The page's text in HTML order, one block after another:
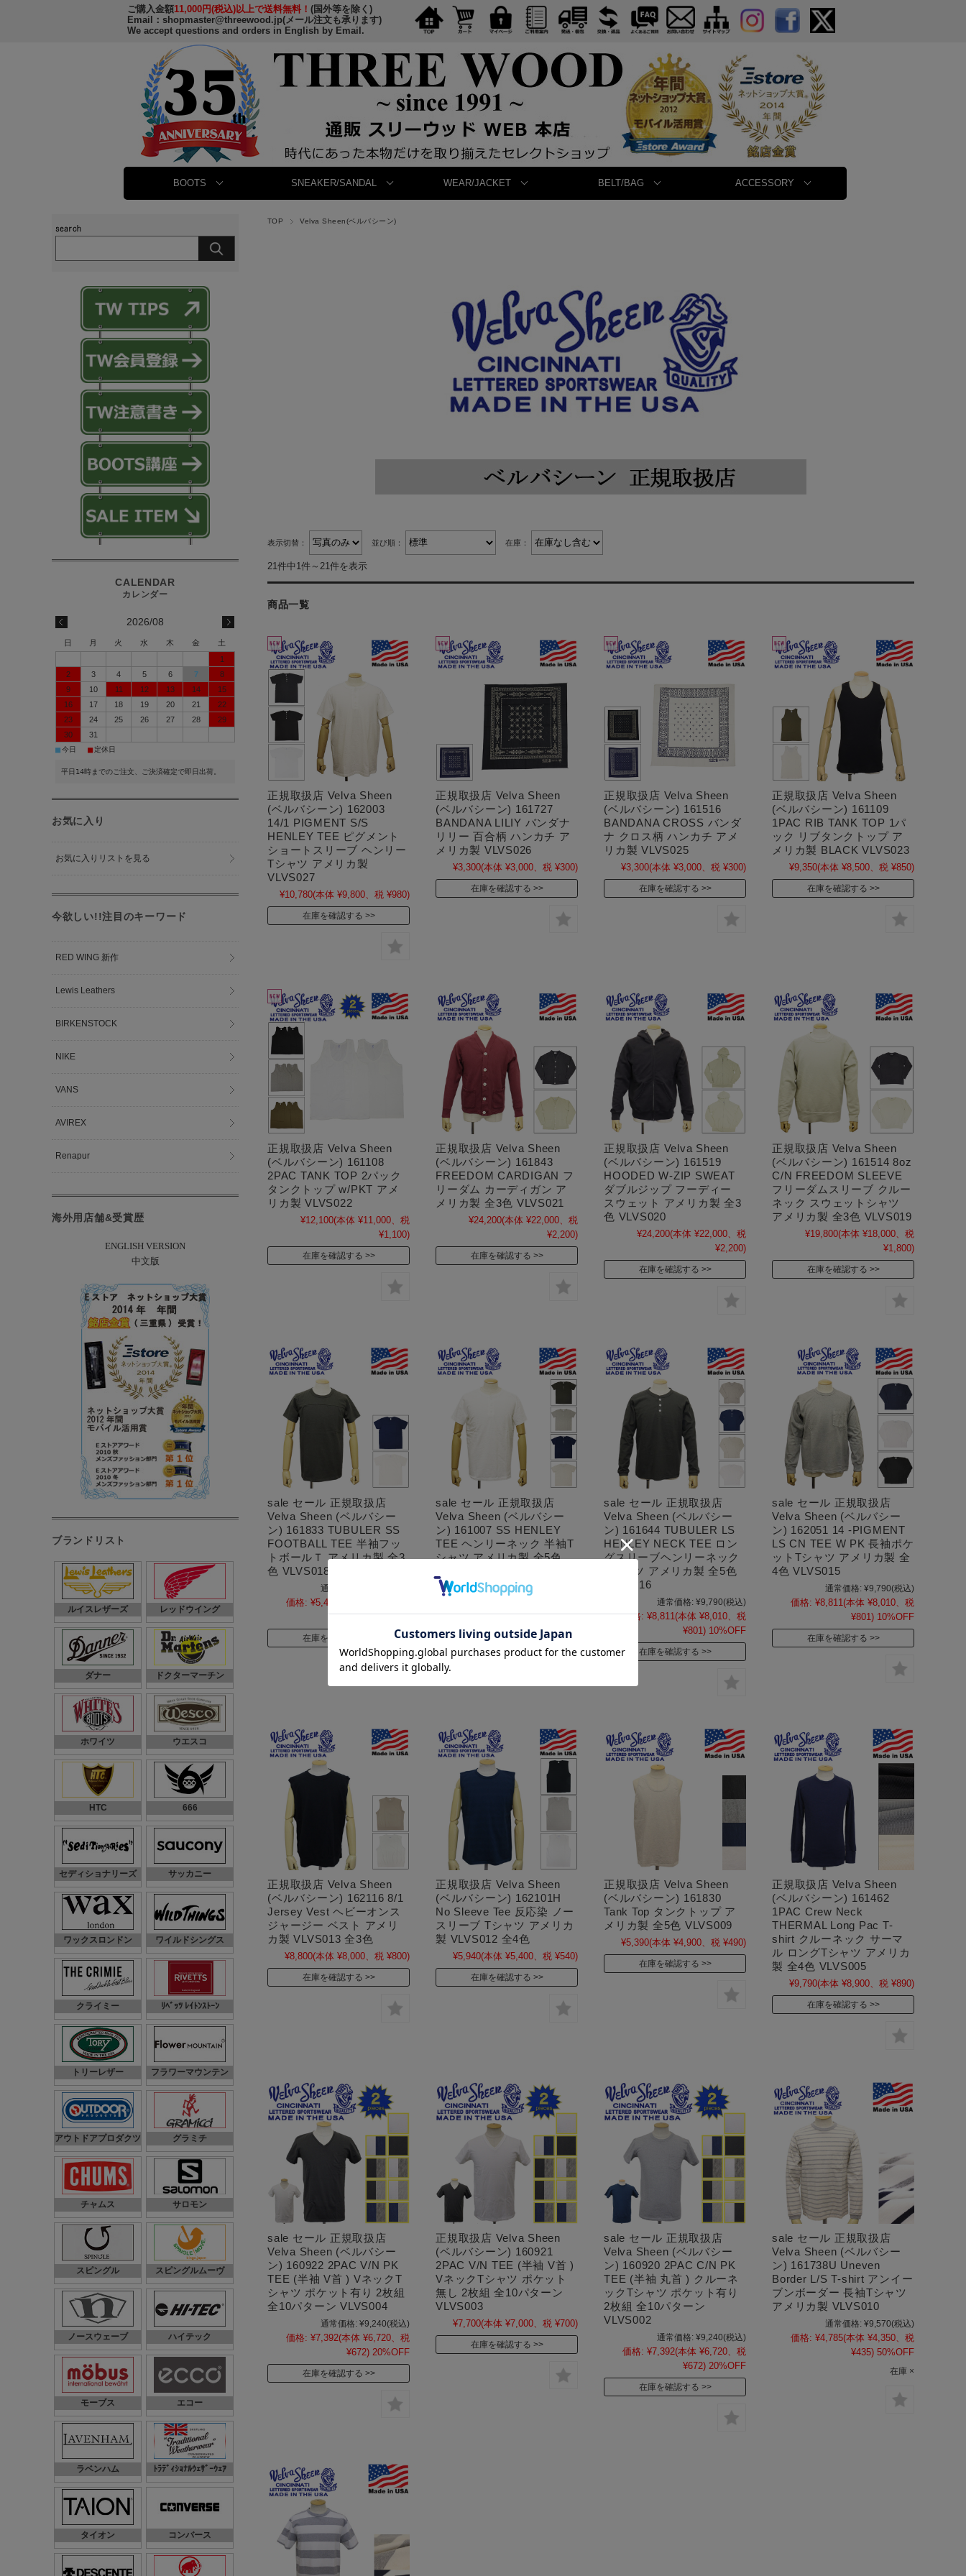
ご購入金額11,000円(税込)以上で送料無料！ (国外等を除く)
Email： shopmaster@threewood.jp(メール注文も承ります)
We accept questions and orders in English by Email.
BOOTS SNEAKER/SANDAL WEAR/JACKET BELT/BAG ACCESSORY
TOP Velva Sheen(ベルバシーン)
表示切替： 並び順： 在庫：
21件中1件～21件を表示
商品一覧
正規取扱店 Velva Sheen
(ベルバシーン) 162003
14/1 PIGMENT S/S
HENLEY TEE ピグメント
ショートスリーブ ヘンリー
Tシャツ アメリカ製
VLVS027
¥10,780(本体 ¥9,800、税 ¥980)
在庫を確認する
正規取扱店 Velva Sheen
(ベルバシーン) 161727
BANDANA LILIY バンダナ
リリー 百合柄 ハンカチ ア
メリカ製 VLVS026
¥3,300(本体 ¥3,000、税 ¥300)
在庫を確認する
正規取扱店 Velva Sheen
(ベルバシーン) 161516
BANDANA CROSS バンダ
ナ クロス柄 ハンカチ アメ
リカ製 VLVS025
¥3,300(本体 ¥3,000、税 ¥300)
在庫を確認する
正規取扱店 Velva Sheen
(ベルバシーン) 161109
1PAC RIB TANK TOP 1パ
ック リブタンクトップ ア
メリカ製 BLACK VLVS023
¥9,350(本体 ¥8,500、税 ¥850)
在庫を確認する
正規取扱店 Velva Sheen
(ベルバシーン) 161108
2PAC TANK TOP 2パック
タンクトップ w/PKT アメ
リカ製 VLVS022
¥12,100(本体 ¥11,000、税
¥1,100)
在庫を確認する
正規取扱店 Velva Sheen
(ベルバシーン) 161843
FREEDOM CARDIGAN フ
リーダム カーディガン ア
メリカ製 全3色 VLVS021
¥24,200(本体 ¥22,000、税
¥2,200)
在庫を確認する
正規取扱店 Velva Sheen
(ベルバシーン) 161519
HOODED W-ZIP SWEAT
ダブルジップ フーディー
スウェット アメリカ製 全3
色 VLVS020
¥24,200(本体 ¥22,000、税
¥2,200)
在庫を確認する
正規取扱店 Velva Sheen
(ベルバシーン) 161514 8oz
C/N FREEDOM SLEEVE
フリーダムスリーブ クルー
ネック スウェットシャツ
アメリカ製 全3色 VLVS019
¥19,800(本体 ¥18,000、税
¥1,800)
在庫を確認する
sale セール 正規取扱店
Velva Sheen (ベルバシー
ン) 161833 TUBULER SS
FOOTBALL TEE 半袖フッ
トボールＴ アメリカ製 全3
色 VLVS018
通常価格:
価格: ¥5,445
¥495) 10%OFF
在庫を確認する
sale セール 正規取扱店
Velva Sheen (ベルバシー
ン) 161007 SS HENLEY
TEE ヘンリーネック 半袖T
シャツ アメリカ製 全5色
通常価格: ¥7,590
¥621) 10%OFF
在庫を確認する
sale セール 正規取扱店
Velva Sheen (ベルバシー
ン) 161644 TUBULER LS
HENLEY NECK TEE ロン
グスリーブヘンリーネック
Tシャツ アメリカ製 全5色
VLVS016
通常価格: ¥9,790(税込)
価格: ¥8,811 (本体 ¥8,010、税
¥801) 10%OFF
在庫を確認する
sale セール 正規取扱店
Velva Sheen (ベルバシー
ン) 162051 14 -PIGMENT
LS CN TEE W PK 長袖ポケ
ットTシャツ アメリカ製 全
4色 VLVS015
通常価格: ¥9,790(税込)
価格: ¥8,811 (本体 ¥8,010、税
¥801) 10%OFF
在庫を確認する
正規取扱店 Velva Sheen
(ベルバシーン) 162116 8/1
Jersey Vest ヘビーオンス
ジャージー ベスト アメリ
カ製 VLVS013 全3色
¥8,800(本体 ¥8,000、税 ¥800)
在庫を確認する
正規取扱店 Velva Sheen
(ベルバシーン) 162101H
No Sleeve Tee 反応染 ノー
スリーブ Tシャツ アメリカ
製 VLVS012 全4色
¥5,940(本体 ¥5,400、税 ¥540)
在庫を確認する
正規取扱店 Velva Sheen
(ベルバシーン) 161830
Tank Top タンクトップ ア
メリカ製 全5色 VLVS009
¥5,390(本体 ¥4,900、税 ¥490)
在庫を確認する
正規取扱店 Velva Sheen
(ベルバシーン) 161462
1PAC Crew Neck
THERMAL Long Pac T-
shirt クルーネック サーマ
ル ロングTシャツ アメリカ
製 全4色 VLVS005
¥9,790(本体 ¥8,900、税 ¥890)
在庫を確認する
sale セール 正規取扱店
Velva Sheen (ベルバシー
ン) 160922 2PAC V/N PK
TEE (半袖 V首 ) VネックT
シャツ ポケット有り 2枚組
全10パターン VLVS004
通常価格: ¥9,240(税込)
価格: ¥7,392(本体 ¥6,720、税
¥672) 20%OFF
在庫を確認する
正規取扱店 Velva Sheen
(ベルバシーン) 160921
2PAC V/N TEE (半袖 V首 )
VネックTシャツ ポケット
無し 2枚組 全10パターン
VLVS003
¥7,700(本体 ¥7,000、税 ¥700)
在庫を確認する
sale セール 正規取扱店
Velva Sheen (ベルバシー
ン) 160920 2PAC C/N PK
TEE (半袖 丸首 ) クルーネ
ックTシャツ ポケット有り
2枚組 全10パターン
VLVS002
通常価格: ¥9,240(税込)
価格: ¥7,392(本体 ¥6,720、税
¥672) 20%OFF
在庫を確認する
sale セール 正規取扱店
Velva Sheen (ベルバシー
ン) 161738U Uneven
Border L/S T-shirt アンイー
ブンボーダー 長袖Tシャツ
アメリカ製 VLVS010
通常価格: ¥9,570(税込)
価格: ¥4,785(本体 ¥4,350、税
¥435) 50%OFF
在庫 ×
2026/08
日 月 火 水 木 金
土
1
2
3 4 5 6 7
8
9
10 11 12 13 14
15
16
17 18 19 20 21
22
23
24 25 26 27 28
29
30
31
■今日 ■ 定休日
平日14時までのご注文、ご決済確定で即日出荷。
お気に入り
お気に入りリストを見る
今欲しい!!注目のキーワード
RED WING 新作
Lewis Leathers
BIRKENSTOCK
NIKE
VANS
AVIREX
Renapur
海外用店舗&受賞歴
ENGLISH VERSION
中文版
ブランドリスト
ルイスレザーズ レッドウイング
ダナー ドクターマーチン
ホワイツ ウエスコ
HTC 666
セディショナリーズ サッカニー
ワックスロンドン ワイルドシングス
クライミー ﾘﾍﾞｯﾂ ﾚｲﾄﾝｽﾄｰﾝ
トリーレザー フラワーマウンテン
アウトドアプロダクツ グラミチ
チャムス サロモン
スピングル スピングルムーヴ
ノースウェーブ ハイテック
モーブス エコー
ラベンハム ﾄﾗﾃﾞｨｼｮﾅﾙｳｪｻﾞｰｳｪｱ
タイオン コンバース